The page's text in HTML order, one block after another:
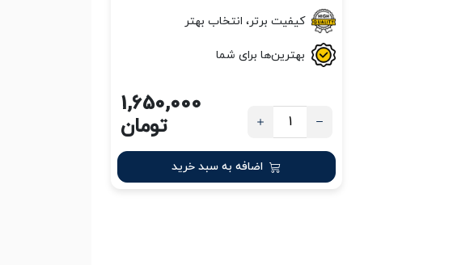
کیفیت برتر، انتخاب بهتر
بهترین‌ها برای شما
1,650,000
تومان
اضافه به سبد خرید